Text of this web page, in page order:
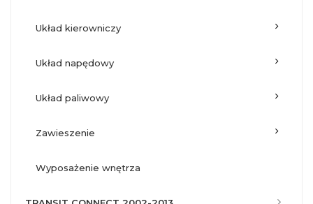
układ kierowniczy
układ napędowy
układ paliwowy
zawieszenie
wyposażenie wnętrza